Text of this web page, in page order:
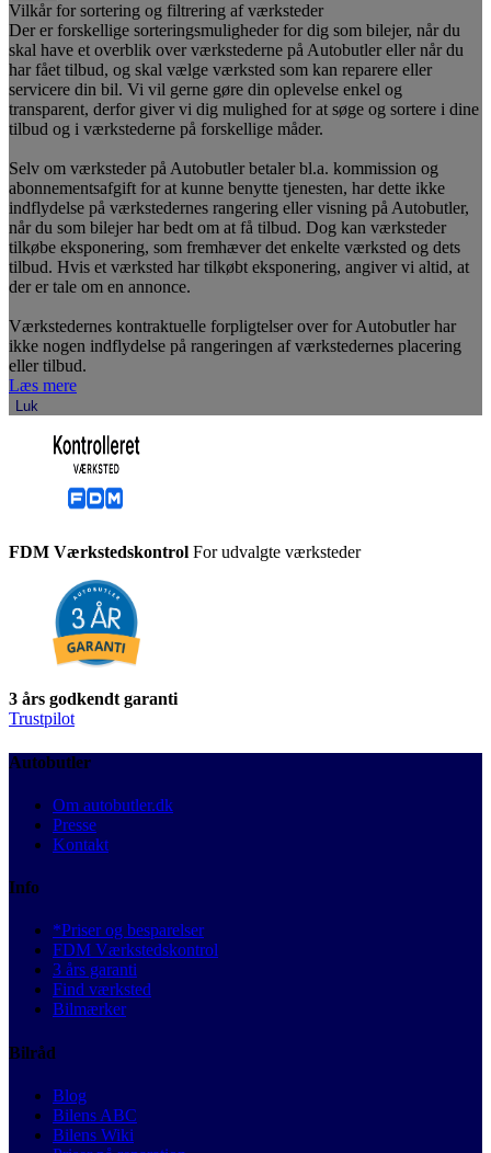
Vilkår for sortering og filtrering af værksteder
Der er forskellige sorteringsmuligheder for dig som bilejer, når du
skal have et overblik over værkstederne på Autobutler eller når du
har fået tilbud, og skal vælge værksted som kan reparere eller
servicere din bil. Vi vil gerne gøre din oplevelse enkel og
transparent, derfor giver vi dig mulighed for at søge og sortere i dine
tilbud og i værkstederne på forskellige måder.
Selv om værksteder på Autobutler betaler bl.a. kommission og
abonnementsafgift for at kunne benytte tjenesten, har dette ikke
indflydelse på værkstedernes rangering eller visning på Autobutler,
når du som bilejer har bedt om at få tilbud. Dog kan værksteder
tilkøbe eksponering, som fremhæver det enkelte værksted og dets
tilbud. Hvis et værksted har tilkøbt eksponering, angiver vi altid, at
der er tale om en annonce.
Værkstedernes kontraktuelle forpligtelser over for Autobutler har
ikke nogen indflydelse på rangeringen af værkstedernes placering
eller tilbud.
Læs mere
Luk
FDM Værkstedskontrol For udvalgte værksteder
3 års godkendt garanti
Trustpilot
Autobutler
Om autobutler.dk
Presse
Kontakt
Info
*Priser og besparelser
FDM Værkstedskontrol
3 års garanti
Find værksted
Bilmærker
Bilråd
Blog
Bilens ABC
Bilens Wiki